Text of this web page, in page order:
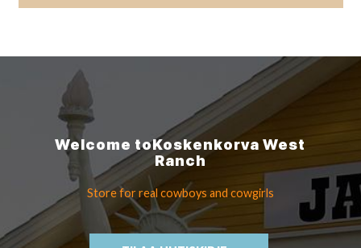
Welcome toKoskenkorvaWest
Ranch
Store for real cowboys and cowgirls